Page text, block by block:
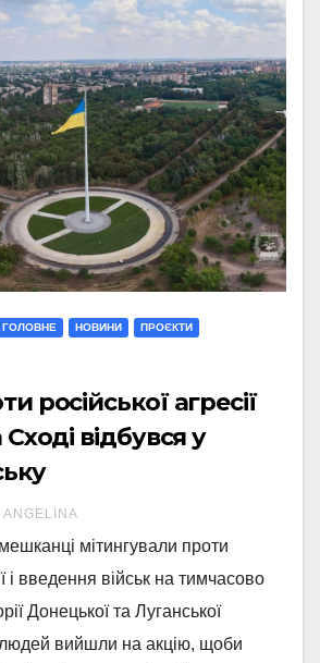
НОВИНИ ПРОЄКТИ
російської агресії
відбувся у
ANGELINA
мітингували проти
і введення військ на тимчасово
Донецької та Луганської
вийшли на акцію, щоби